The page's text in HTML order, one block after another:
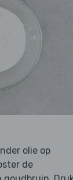
olie op
de